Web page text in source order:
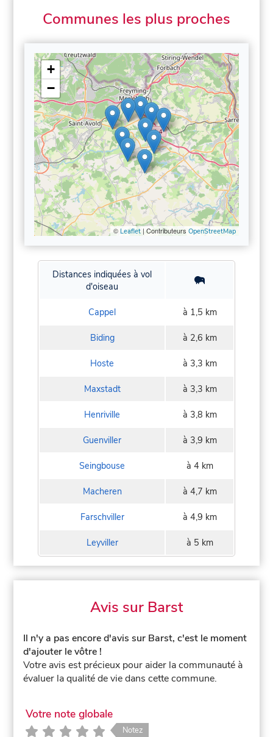
Communes les plus proches
+
−
© Leaflet| Contributeurs OpenStreetMap
Distances indiquées à vol
d'oiseau
Cappel à 1,5 km
Biding à 2,6 km
Hoste à 3,3 km
Maxstadt à 3,3 km
Henriville à 3,8 km
Guenviller à 3,9 km
Seingbouse à 4 km
Macheren à 4,7 km
Farschviller à 4,9 km
Leyviller à 5 km
Avis sur Barst
Il n'y a pas encore d'avis sur Barst, c'est le moment
d'ajouter le vôtre !
Votre avis est précieux pour aider la communauté à
évaluer la qualité de vie dans cette commune.
Votre note globale
Notez